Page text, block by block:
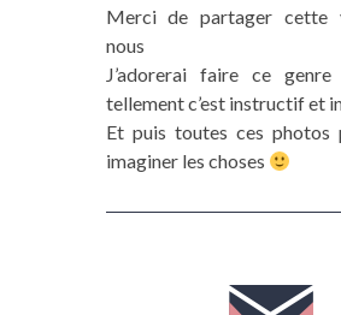
Merci de partager cette
nous
J’adorerai faire ce
tellement c’est instructif et
Et puis toutes ces photos
imaginer les choses